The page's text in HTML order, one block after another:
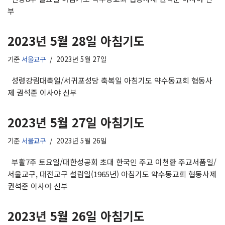
부
2023년 5월 28일 아침기도
기준 서울교구 2023년 5월 27일
성령강림대축일/서귀포성당 축복일 아침기도 약수동교회 협동사
제 권석준 이사야 신부
2023년 5월 27일 아침기도
기준 서울교구 2023년 5월 26일
부활7주 토요일/대한성공회 초대 한국인 주교 이천환 주교서품일/
서울교구, 대전교구 설립일(1965년) 아침기도 약수동교회 협동사제
권석준 이사야 신부
2023년 5월 26일 아침기도